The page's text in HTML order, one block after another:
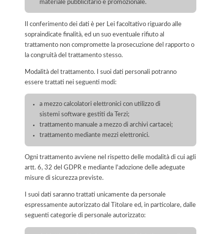
materiale pubblicitario e promozionale.
Il conferimento dei dati è per Lei facoltativo riguardo alle
sopraindicate finalità, ed un suo eventuale rifiuto al
trattamento non compromette la prosecuzione del rapporto o
la congruità del trattamento stesso.
Modalità del trattamento. I suoi dati personali potranno
essere trattati nei seguenti modi:
a mezzo calcolatori elettronici con utilizzo di
sistemi software gestiti da Terzi;
trattamento manuale a mezzo di archivi cartacei;
trattamento mediante mezzi elettronici.
Ogni trattamento avviene nel rispetto delle modalità di cui agli
artt. 6, 32 del GDPR e mediante l'adozione delle adeguate
misure di sicurezza previste.
I suoi dati saranno trattati unicamente da personale
espressamente autorizzato dal Titolare ed, in particolare, dalle
seguenti categorie di personale autorizzato: